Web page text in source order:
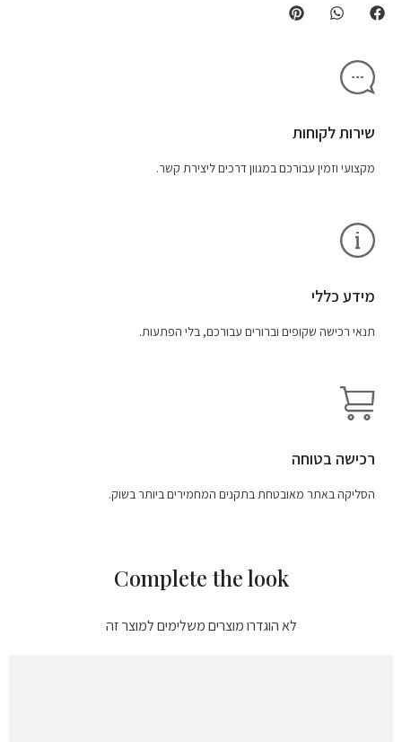
שירות לקוחות
מקצועי וזמין עבורכם במגוון דרכים ליצירת קשר.
מידע כללי
תנאי רכישה שקופים וברורים עבורכם, בלי הפתעות.
רכישה בטוחה
הסליקה באתר מאובטחת בתקנים המחמירים ביותר בשוק.
Complete the look
לא הוגדרו מוצרים משלימים למוצר זה